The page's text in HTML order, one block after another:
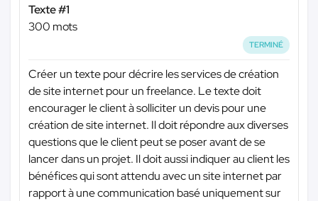
Texte #1
300 mots
TERMINÉ
Créer un texte pour décrire les services de création
de site internet pour un freelance. Le texte doit
encourager le client à solliciter un devis pour une
création de site internet. Il doit répondre aux diverses
questions que le client peut se poser avant de se
lancer dans un projet. Il doit aussi indiquer au client les
bénéfices qui sont attendu avec un site internet par
rapport à une communication basé uniquement sur